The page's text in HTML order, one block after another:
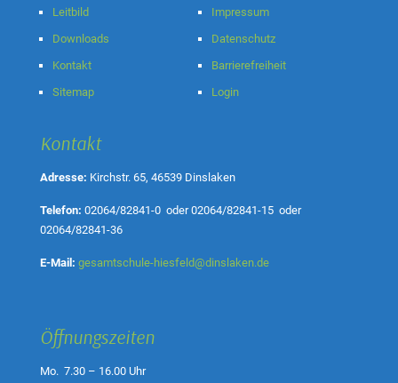
Leitbild
Downloads
Kontakt
Sitemap
Impressum
Datenschutz
Barrierefreiheit
Login
Kontakt
Adresse: Kirchstr. 65, 46539 Dinslaken
Telefon: 02064/82841-0 oder02064/82841-15 oder
02064/82841-36
E-Mail: gesamtschule-hiesfeld@dinslaken.de
Öffnungszeiten
Mo. 7.30 – 16.00 Uhr